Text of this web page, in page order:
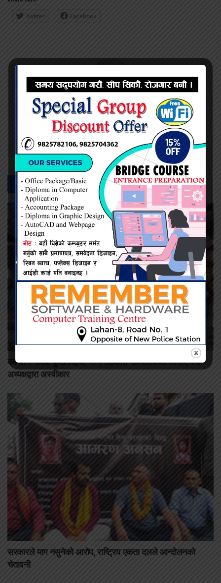
Twitter Facebook
नेत्र दैनिक
सम्बन्धित -समाचार
कमिशन नदिँदा दुःख दिइयो’ भन्ने सहकारी सञ्चालकको आरोप, वडा
अध्यक्षद्वारा अस्वीकार
सरकारले माग नसुनेको आरोप, राष्ट्रिय एकता दलले आन्दोलनको
चेतावनी